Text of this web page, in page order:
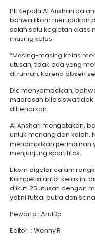
Plt Kepala Al Anshari
bahwa likom merupakan
salah satu kegiatan class
masing kelas.
“Masing-masing kelas
utusan, tidak ada yang
di rumah, karena absen
Dia menyampaikan,
madrasah bila siswa
dibenarkan.
Al Anshari mengatakan,
untuk menang dan kalah.
menampilkan permainan
menjunjung sportifitas.
Likom digelar dalam
Kompetisi antar kelas ini
diikuti 25 utusan dengan
yakni futsal putra dan
Pewarta : ArulDp
Editor. : Wenny R